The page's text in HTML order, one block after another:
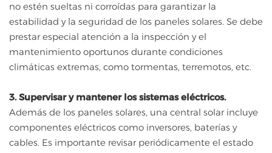
no estén sueltas ni corroídas para garantizar la
estabilidad y la seguridad de los paneles solares. Se debe
prestar especial atención a la inspección y el
mantenimiento oportunos durante condiciones
climáticas extremas, como tormentas, terremotos, etc.
3. Supervisar y mantener los sistemas eléctricos.
Además de los paneles solares, una central solar incluye
componentes eléctricos como inversores, baterías y
cables. Es importante revisar periódicamente el estado